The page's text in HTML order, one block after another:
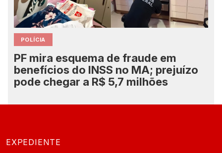
POLÍCIA
PF mira esquema de fraude em
benefícios do INSS no MA; prejuízo
pode chegar a R$ 5,7 milhões
EXPEDIENTE